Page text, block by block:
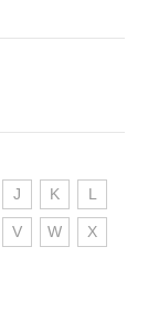
J K L
V W X